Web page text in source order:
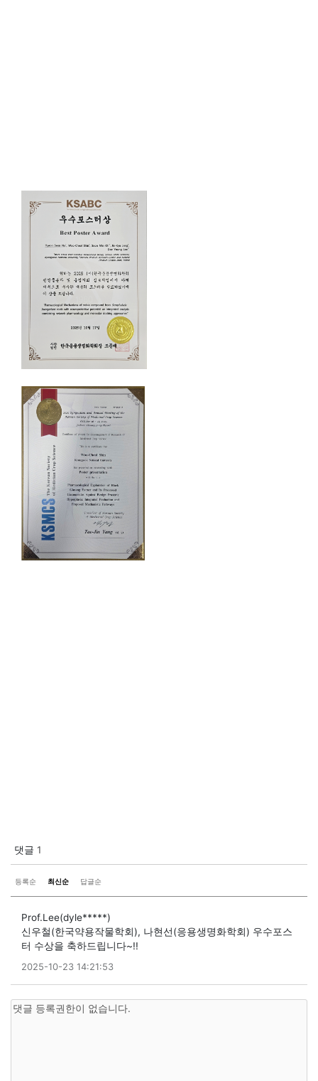
댓글 1
등록순 최신순 답글순
Prof.Lee(dyle*****)
신우철(한국약용작물학회), 나현선(응용생명화학회) 우수포스
터 수상을 축하드립니다~!!
2025-10-23 14:21:53